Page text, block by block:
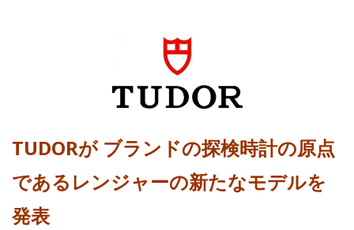
TUDORが ブランドの探検時計の原点
であるレンジャーの新たなモデルを
発表